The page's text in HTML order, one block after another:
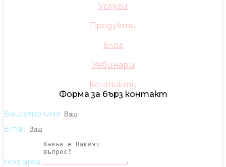
Услуги
Продукти
Блог
Уебинари
Контакти
Форма за бърз контакт
Вашето име
Email
text area